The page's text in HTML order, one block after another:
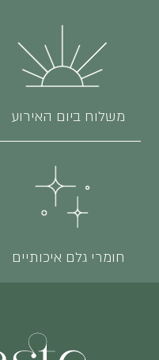
משלוח ביום האירוע
חומרי גלם איכותיים